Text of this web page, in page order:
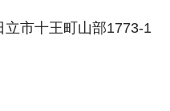
市十王町山部1773-1